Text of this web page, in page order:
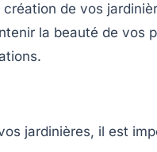
création de vos
la beauté de vos
jardinières, il est